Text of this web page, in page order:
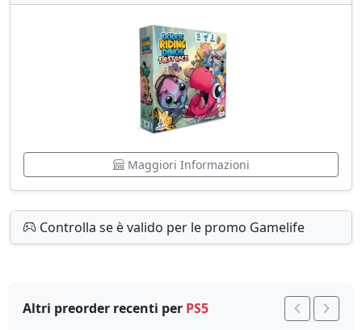
Maggiori Informazioni
Controlla se è valido per le promo Gamelife
Altri preorder recenti per PS5